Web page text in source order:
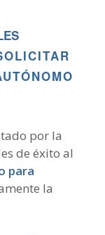
por la
de éxito al
para
la